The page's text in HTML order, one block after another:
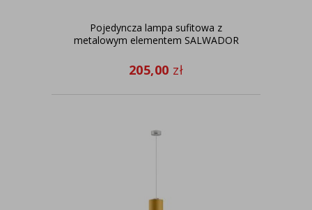
Pojedyncza lampa sufitowa z
metalowym elementem SALWADOR
205,00 zł